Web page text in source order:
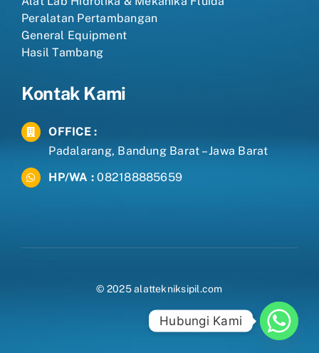
Peralatan Pertambangan
General Equipment
Hasil Tambang
Kontak Kami
OFFICE :
Padalarang, Bandung Barat – Jawa Barat
HP/WA : 082188885659
© 2025 alattekniksipil.com
Hubungi Kami